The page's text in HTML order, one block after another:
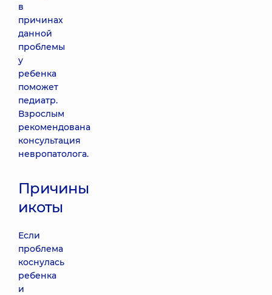
в
причинах
данной
проблемы
у
ребенка
поможет
педиатр.
Взрослым
рекомендована
консультация
невропатолога.
Причины
икоты
Если
проблема
коснулась
ребенка
и